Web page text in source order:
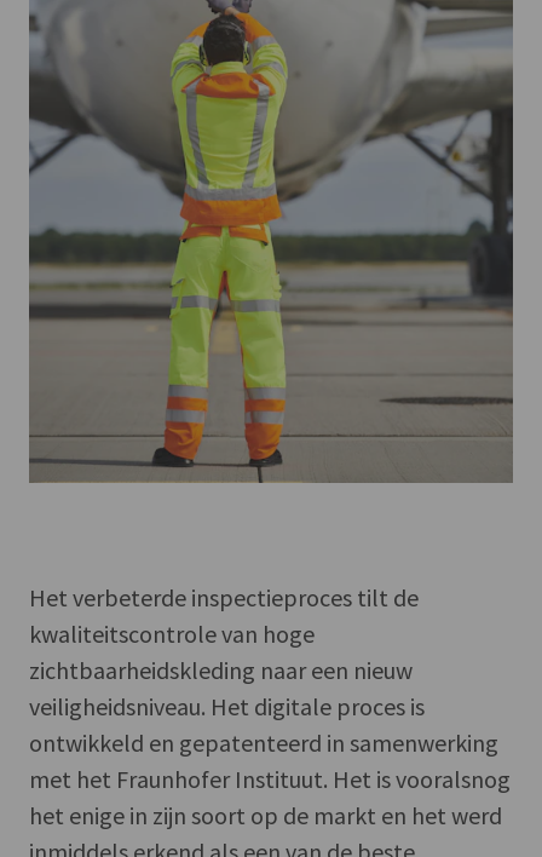
Het verbeterde inspectieproces tilt de
kwaliteitscontrole van hoge
zichtbaarheidskleding naar een nieuw
veiligheidsniveau. Het digitale proces is
ontwikkeld en gepatenteerd in samenwerking
met het Fraunhofer Instituut. Het is vooralsnog
het enige in zijn soort op de markt en het werd